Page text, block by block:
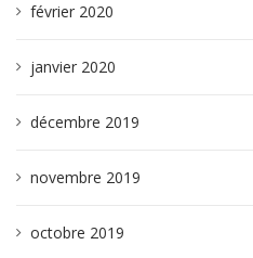
février 2020
janvier 2020
décembre 2019
novembre 2019
octobre 2019